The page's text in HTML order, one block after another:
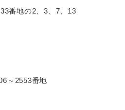
番地の2、3、7、13
～2553番地